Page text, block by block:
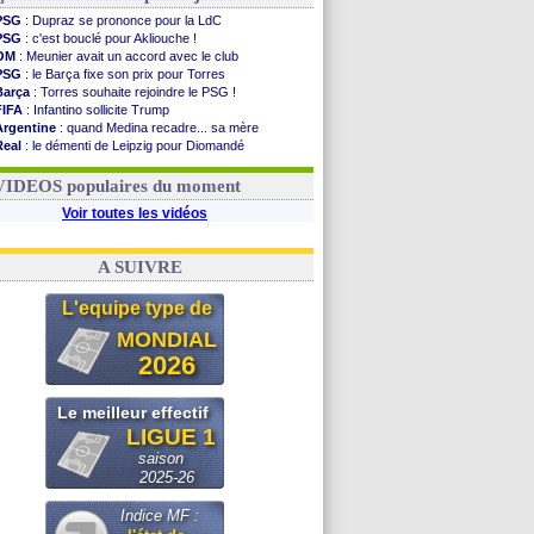
: Dupraz se prononce pour la LdC
: c'est bouclé pour Akliouche !
: Meunier avait un accord avec le club
: le Barça fixe son prix pour Torres
: Torres souhaite rejoindre le PSG !
: Infantino sollicite Trump
: quand Medina recadre... sa mère
: le démenti de Leipzig pour Diomandé
: le conseiller d'Infantino démissionne !
populaires du moment
Voir toutes les vidéos
A SUIVRE
L'equipe type de
MONDIAL
2026
Le meilleur effectif
LIGUE 1
saison
2025-26
Indice MF :